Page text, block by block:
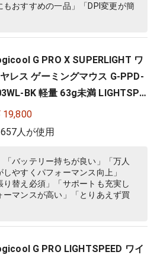
おすすめの一品」「DPI変更が簡
G PRO X SUPERLIGHT ワ
レス ゲーミングマウス G-PPD-
BK 軽量 63g未満 LIGHTSPE
HERO 25Kセンサー POWERPLA
無線 充電 対応 ゲーミング マウス
19,800
人が使用
「バッテリー持ちが良い」「万人
やすくパフォーマンス向上」
り替え必須」「サポートも充実し
マンスが高い」「とりあえず買
G PRO LIGHTSPEED ワイ